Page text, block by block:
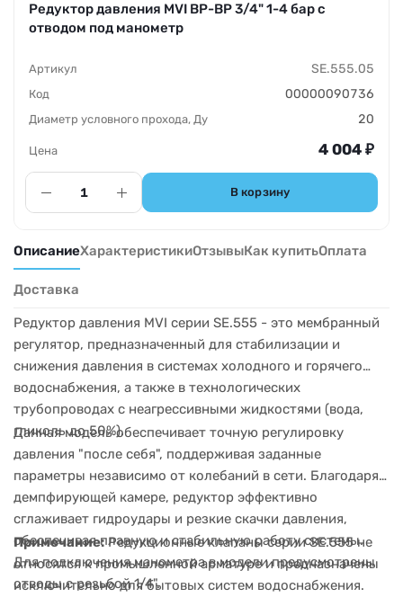
Редуктор давления MVI ВР-ВР 3/4" 1-4 бар с
отводом под манометр
SE.555.05
00000090736
20
4 004 ₽
В корзину
ОписаниеХарактеристикиОтзывыКак купитьОплата
Доставка
Редуктор давления MVI серии SE.555 - это мембранный
регулятор, предназначенный для стабилизации и
снижения давления в системах холодного и горячего
водоснабжения, а также в технологических
трубопроводах с неагрессивными жидкостями (вода,
гликоль до 50%).
Данная модель обеспечивает точную регулировку
давления "после себя", поддерживая заданные
параметры независимо от колебаний в сети. Благодаря
демпфирующей камере, редуктор эффективно
сглаживает гидроудары и резкие скачки давления,
обеспечивая плавную и стабильную работу системы.
Для подключения манометра в модели предусмотрены
отводы с резьбой 1/4".
Примечание:Редукционные клапаны серии SE.555 не
относятся к промышленной арматуре и предназначены
исключительно для бытовых систем водоснабжения.